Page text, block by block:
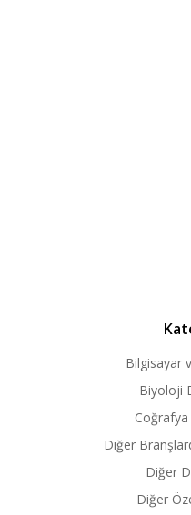
Bilgisayar
Biyoloji
Coğrafya
Diğer
Diğer
Diğer